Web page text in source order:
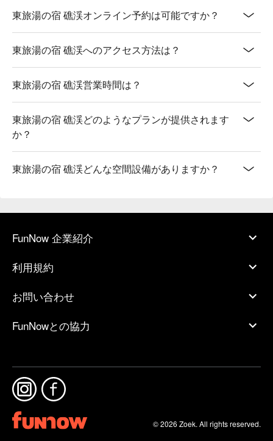
東旅湯の宿 礁渓オンライン予約は可能ですか？
東旅湯の宿 礁渓へのアクセス方法は？
東旅湯の宿 礁渓営業時間は？
東旅湯の宿 礁渓どのようなプランが提供されます
か？
東旅湯の宿 礁渓どんな空間設備がありますか？
FunNow 企業紹介
利用規約
お問い合わせ
FunNowとの協力
© 2026 Zoek. All rights reserved.